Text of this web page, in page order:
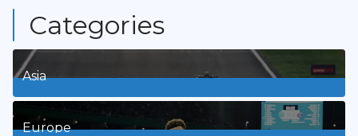
Categories
Asia
1Posts
Europe